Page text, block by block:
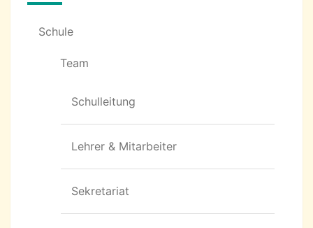
Schule
Team
Schulleitung
Lehrer & Mitarbeiter
Sekretariat